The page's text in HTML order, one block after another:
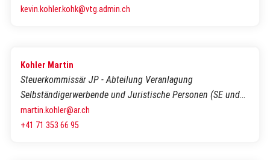
kevin.kohler.kohk@vtg.admin.ch
Kohler Martin
Steuerkommissär JP - Abteilung Veranlagung
Selbständigerwerbende und Juristische Personen (SE und
JP)
martin.kohler@ar.ch
+41 71 353 66 95